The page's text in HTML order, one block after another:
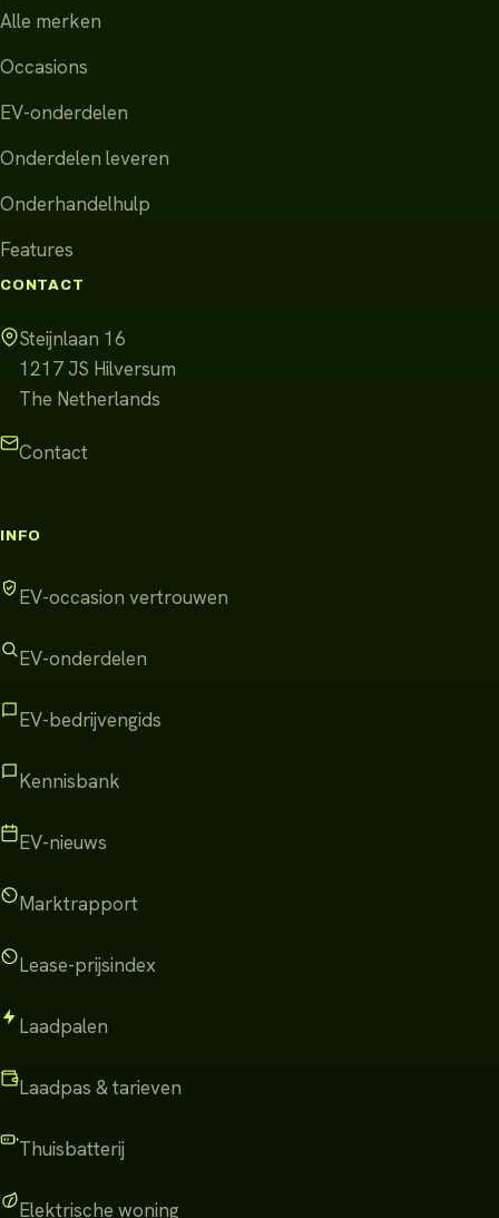
Alle merken
Occasions
EV-onderdelen
Onderdelen leveren
Onderhandelhulp
Features
CONTACT
Steijnlaan 16
1217 JS Hilversum
The Netherlands
Contact
INFO
EV-occasion vertrouwen
EV-onderdelen
EV-bedrijvengids
Kennisbank
EV-nieuws
Marktrapport
Lease-prijsindex
Laadpalen
Laadpas & tarieven
Thuisbatterij
Elektrische woning